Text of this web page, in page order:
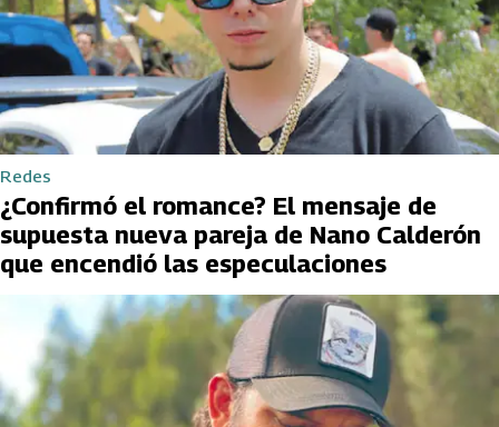
Redes
¿Confirmó el romance? El mensaje de
supuesta nueva pareja de Nano Calderón
que encendió las especulaciones